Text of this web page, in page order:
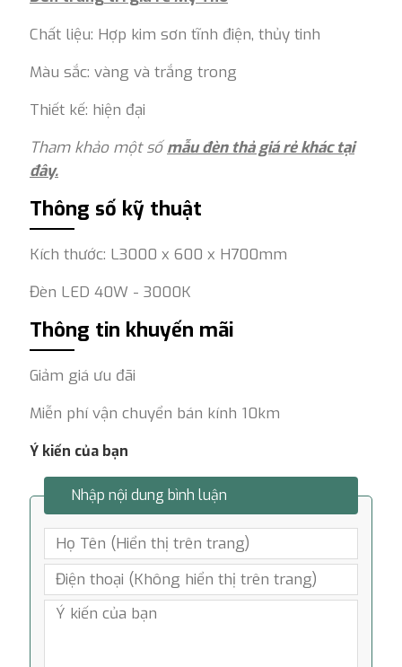
Chất liệu: Hợp kim sơn tĩnh điện, thủy tinh
Màu sắc: vàng và trắng trong
Thiết kế: hiện đại
Tham khảo một sốmẫu đèn thả giá rẻ khác tại
đây.
Thông số kỹ thuật
Kích thước: L3000 x 600 x H700mm
Đèn LED 40W - 3000K
Thông tin khuyến mãi
Giảm giá ưu đãi
Miễn phí vận chuyển bán kính 10km
Ý kiến của bạn
Nhập nội dung bình luận